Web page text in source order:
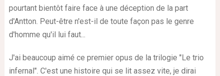
pourtant bientôt faire face à une déception de la part
d'Antton. Peut-être n'est-il de toute façon pas le genre
d'homme qu'il lui faut...
J'ai beaucoup aimé ce premier opus de la trilogie "Le trio
infernal". C'est une histoire qui se lit assez vite, je dirai